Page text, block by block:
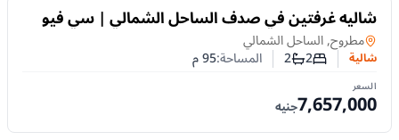
للبيع
شاليه غرفتين في صدف الساحل الشمالي | سي فيو
وتقسيط 10 سنوات.
شاليةفي
مطروح, الساحل الشمالي
شالية عدد غرف النوم
2عدد الحمامات
2 المساحة:95م
السعر
7,657,000جنيه